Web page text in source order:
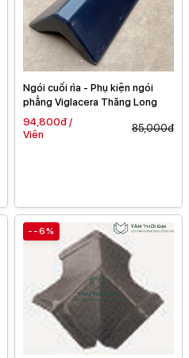
Ngói cuối rìa - Phụ kiện ngói
phẳng Viglacera Thăng Long
94,800đ /
Viên
85,000đ
--6%